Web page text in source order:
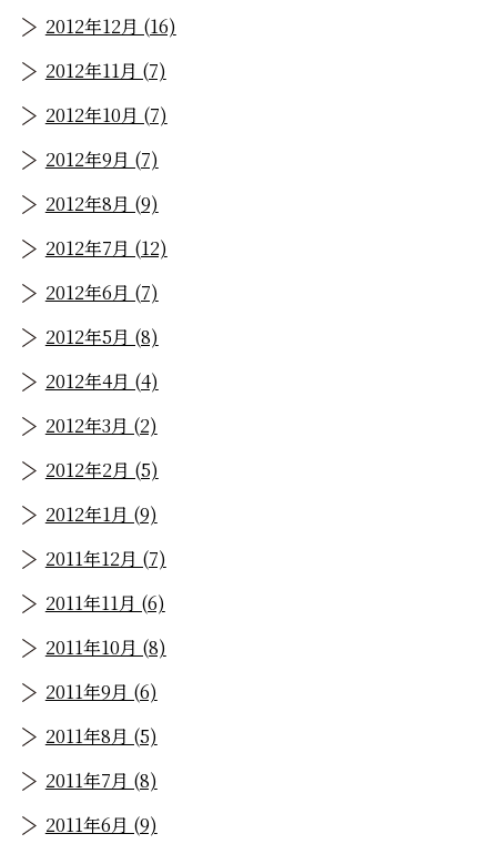
2012年12月 (16)
2012年11月 (7)
2012年10月 (7)
2012年9月 (7)
2012年8月 (9)
2012年7月 (12)
2012年6月 (7)
2012年5月 (8)
2012年4月 (4)
2012年3月 (2)
2012年2月 (5)
2012年1月 (9)
2011年12月 (7)
2011年11月 (6)
2011年10月 (8)
2011年9月 (6)
2011年8月 (5)
2011年7月 (8)
2011年6月 (9)